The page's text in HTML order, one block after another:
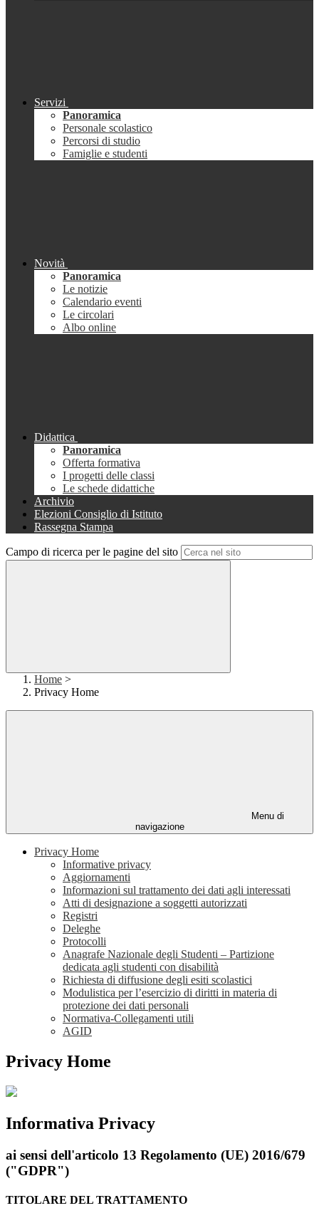
Servizi
Panoramica
Personale scolastico
Percorsi di studio
Famiglie e studenti
Novità
Panoramica
Le notizie
Calendario eventi
Le circolari
Albo online
Didattica
Panoramica
Offerta formativa
I progetti delle classi
Le schede didattiche
Archivio
Elezioni Consiglio di Istituto
Rassegna Stampa
Campo di ricerca per le pagine del sito
Home >
Privacy Home
Menu di
navigazione
Privacy Home
Informative privacy
Aggiornamenti
Informazioni sul trattamento dei dati agli interessati
Atti di designazione a soggetti autorizzati
Registri
Deleghe
Protocolli
Anagrafe Nazionale degli Studenti – Partizione
dedicata agli studenti con disabilità
Richiesta di diffusione degli esiti scolastici
Modulistica per l’esercizio di diritti in materia di
protezione dei dati personali
Normativa-Collegamenti utili
AGID
Privacy Home
Informativa Privacy
ai sensi dell'articolo 13 Regolamento (UE) 2016/679
("GDPR")
TITOLARE DEL TRATTAMENTO